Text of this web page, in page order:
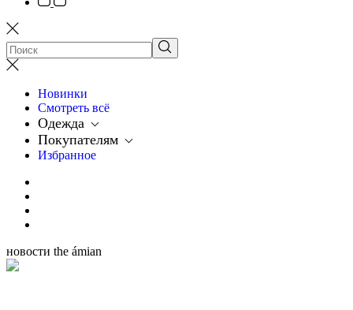
Новинки
Смотреть всё
Одежда
Покупателям
Избранное
новости the ámian